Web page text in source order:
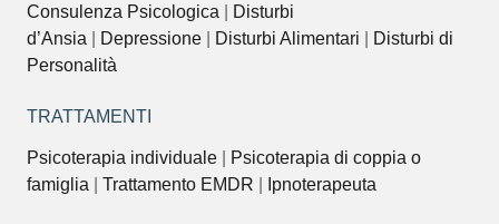
Consulenza Psicologica
Disturbi
d’Ansia
Depressione Disturbi Alimentari
Disturbi di
Personalità
TRATTAMENTI
Psicoterapia individuale
Psicoterapia di coppia o
famiglia
Trattamento EMDR Ipnoterapeuta